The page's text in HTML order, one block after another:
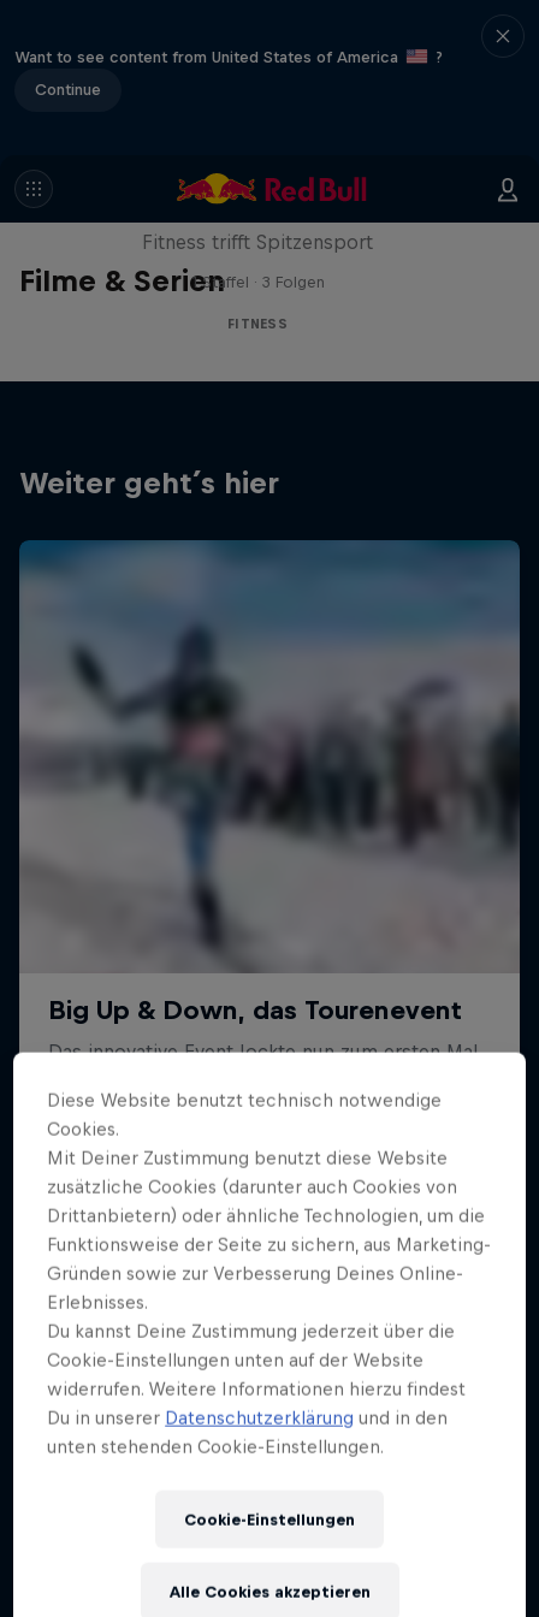
Want to see content from United States of America
?
Continue
Filme & Serien
Sascha Huber vs.
Fitness trifft Spitzensport
1 Staffel · 3 Folgen
FITNESS
Weiter geht´s hier
Diese Website benutzt technisch notwendige
Cookies.
Mit Deiner Zustimmung benutzt diese Website
zusätzliche Cookies (darunter auch Cookies von
Drittanbietern) oder ähnliche Technologien, um die
Funktionsweise der Seite zu sichern, aus Marketing-
Gründen sowie zur Verbesserung Deines Online-
Erlebnisses.
Du kannst Deine Zustimmung jederzeit über die
Cookie-Einstellungen unten auf der Website
widerrufen. Weitere Informationen hierzu findest
Du in unserer Datenschutzerklärung und in den
unten stehenden Cookie-Einstellungen.
Cookie-Einstellungen
Alle Cookies akzeptieren